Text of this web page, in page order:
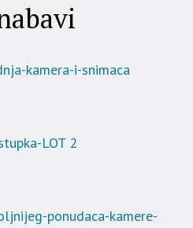
kamera-i-snimaca
LOT 2
ponudaca-kamere-